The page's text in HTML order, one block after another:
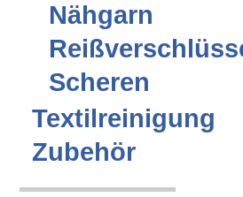
Nähgarn
Scheren
Textilreinigung
Zubehör